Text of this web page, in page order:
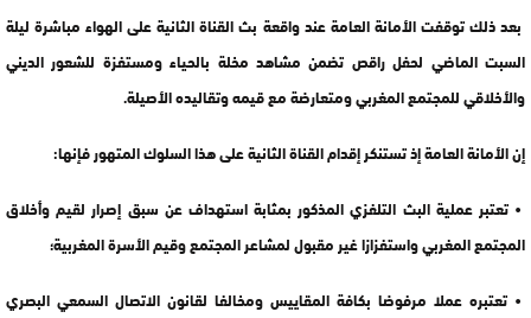
بعد ذلك توقفت الأمانة العامة عند واقعة بث القناة الثانية على الهواء مباشرة ليلة
السبت الماضي لحفل راقص تضمن مشاهد مخلة بالحياء ومستفزة للشعور الديني
والأخلاقي للمجتمع المغربي ومتعارضة مع قيمه وتقاليده الأصيلة.
إن الأمانة العامة إذ تستنكر إقدام القناة الثانية على هذا السلوك المتهور فإنها:
• تعتبر عملية البث التلفزي المذكور بمثابة استهداف عن سبق إصرار لقيم وأخلاق
المجتمع المغربي واستفزازا غير مقبول لمشاعر المجتمع وقيم الأسرة المغربية؛
• تعتبره عملا مرفوضا بكافة المقاييس ومخالفا لقانون الاتصال السمعي البصري